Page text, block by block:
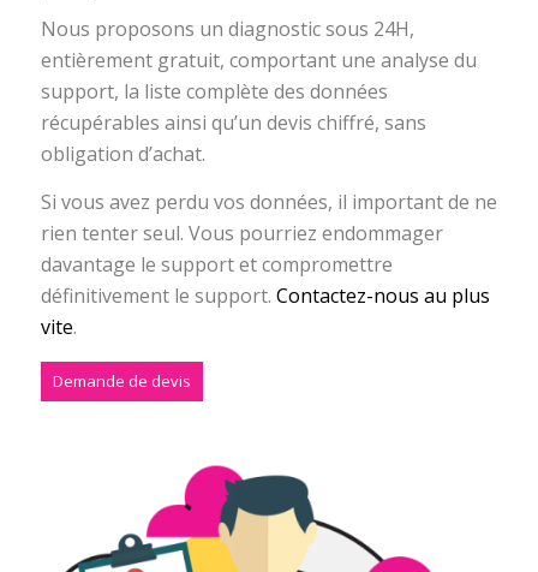
Nous proposons un diagnostic sous 24H,
entièrement gratuit, comportant une analyse du
support, la liste complète des données
récupérables ainsi qu’un devis chiffré, sans
obligation d’achat.
Si vous avez perdu vos données, il important de ne
rien tenter seul. Vous pourriez endommager
davantage le support et compromettre
définitivement le support. Contactez-nous au plus
vite.
Demande de devis